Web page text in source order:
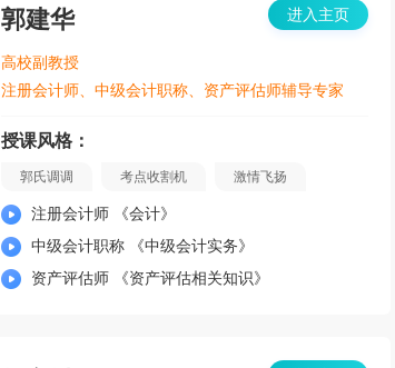
进入主页
郭建华
高校副教授
注册会计师、中级会计职称、资产评估师辅导专家
授课风格：
郭氏调调 考点收割机 激情飞扬
注册会计师 《会计》
中级会计职称 《中级会计实务》
资产评估师 《资产评估相关知识》